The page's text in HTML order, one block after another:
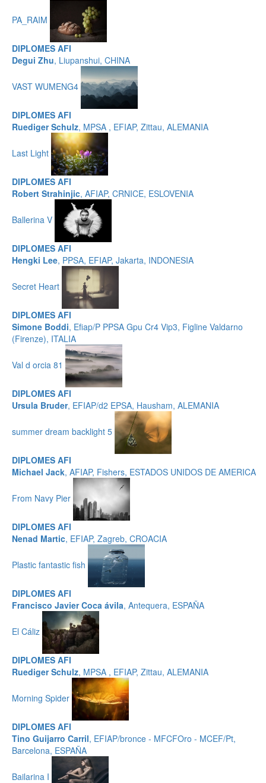
PA_RAIM
DIPLOMES AFI
Degui Zhu, Liupanshui, CHINA
VAST WUMENG4
DIPLOMES AFI
Ruediger Schulz, MPSA , EFIAP, Zittau, ALEMANIA
Last Light
DIPLOMES AFI
Robert Strahinjic, AFIAP, CRNICE, ESLOVENIA
Ballerina V
DIPLOMES AFI
Hengki Lee, PPSA, EFIAP, Jakarta, INDONESIA
Secret Heart
DIPLOMES AFI
Simone Boddi, Efiap/P PPSA Gpu Cr4 Vip3, Figline Valdarno
(Firenze), ITALIA
Val d orcia 81
DIPLOMES AFI
Ursula Bruder, EFIAP/d2 EPSA, Hausham, ALEMANIA
summer dream backlight 5
DIPLOMES AFI
Michael Jack, AFIAP, Fishers, ESTADOS UNIDOS DE AMERICA
From Navy Pier
DIPLOMES AFI
Nenad Martic, EFIAP, Zagreb, CROACIA
Plastic fantastic fish
DIPLOMES AFI
Francisco Javier Coca ávila, Antequera, ESPAÑA
El Cáliz
DIPLOMES AFI
Ruediger Schulz, MPSA , EFIAP, Zittau, ALEMANIA
Morning Spider
DIPLOMES AFI
Tino Guijarro Carril, EFIAP/bronce - MFCFOro - MCEF/Pt,
Barcelona, ESPAÑA
Bailarina I